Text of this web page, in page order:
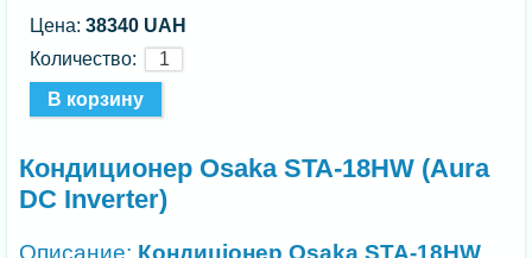
Цена:38340 UAH
Количество:
Кондиционер Osaka STA-18HW (Aura
DC Inverter)